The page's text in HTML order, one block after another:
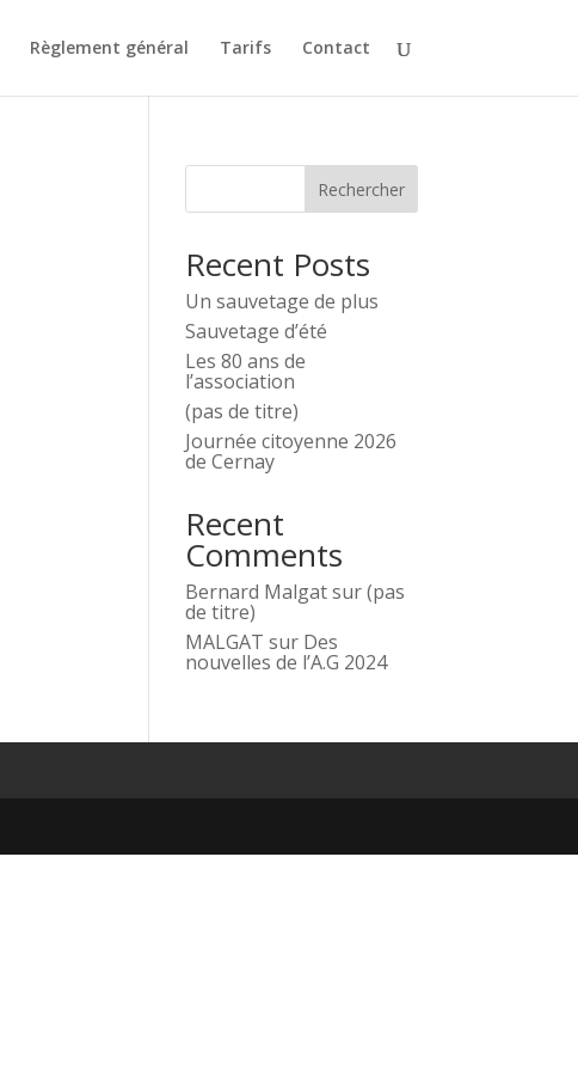
Règlement général Tarifs Contact
Rechercher
Recent Posts
Un sauvetage de plus
Sauvetage d’été
Les 80 ans de
l’association
(pas de titre)
Journée citoyenne 2026
de Cernay
Recent
Comments
Bernard Malgatsur(pas
de titre)
MALGAT sur Des
nouvelles de l’A.G 2024